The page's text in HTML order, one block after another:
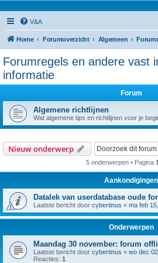
V&A
Home Forumoverzicht Algemeen
Forumregels en andere vast
informatie
Forum
Algemene richtlijnen
Wat algemene tips en richtlijnen voor je
Nieuw onderwerp
5 onderwerpen • Pagina 1
Aankondigingen
Datalek van userdatabase oude
Laatste bericht door cybertinus « ma feb
Onderwerpen
Maandag 30 november: forum
Laatste bericht door cybertinus « wo dec
Reacties: 1